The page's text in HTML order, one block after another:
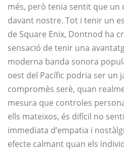
més, però tenia sentit que un
davant nostre. Tot i tenir un
de Square Enix, Dontnod ha
sensació de tenir una
moderna banda sonora
oest del Pacífic podria ser un
compromès serè, quan
mesura que controles
ells mateixos, és difícil no
immediata d’empatia i
efecte calmant quan els